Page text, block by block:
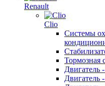
Renault
Clio
Системы
Тормозная
Двигатель
Двигатель